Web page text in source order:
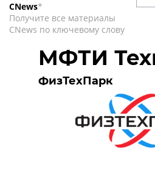
CNews*
Получите все материалы
CNews по ключевому слову
МФТИ
ФизТехПарк